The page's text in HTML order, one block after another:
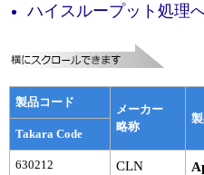
ラーニングセンター
リアルタイムPCR実験ガイド
遺伝子検査ガイド（食品・水
NGSポータルサイト
ハイスループット処理
製品コード
メーカー
略称
Takara Code
630212 CLN